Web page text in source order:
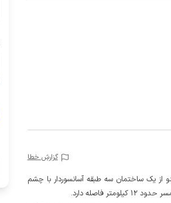
گزارش خطا
از یک ساختمان سه طبقه آسانسوردار با چشم
فاصله دارد.